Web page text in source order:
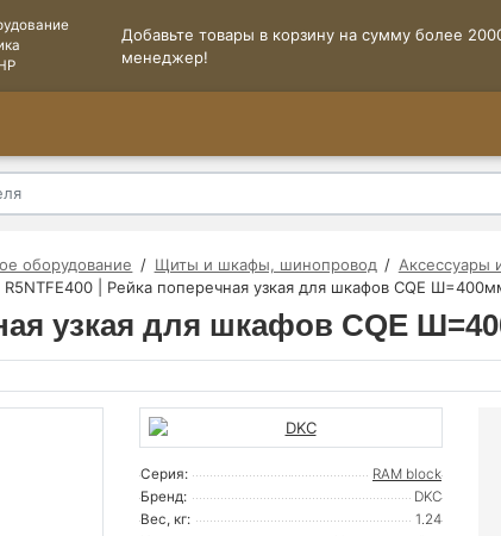
Добавьте товары в корзину на сумму более
менеджер!
оборудование Щиты и шкафы, шинопровод
Аксессуары
R5NTFE400 | Рейка поперечная узкая для шкафов CQE
узкая для шкафов CQE
Серия:
RAM block
Бренд:
DKC
Вес, кг:
1.24